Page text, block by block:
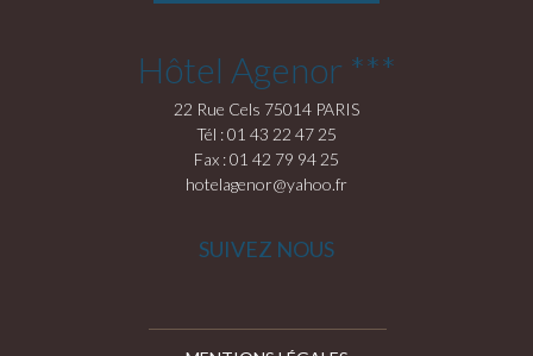
Hôtel Agenor ***
22 Rue Cels 75014 PARIS
Tél : 01 43 22 47 25
Fax : 01 42 79 94 25
hotelagenor@yahoo.fr
SUIVEZ NOUS